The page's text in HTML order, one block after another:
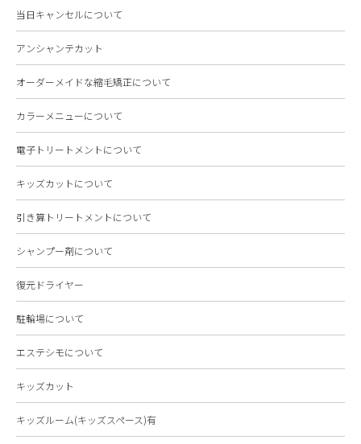
当日キャンセルについて
アンシャンテカット
オーダーメイドな縮毛矯正について
カラーメニューについて
電子トリートメントについて
キッズカットについて
引き算トリートメントについて
シャンプー剤について
復元ドライヤー
駐輪場について
エステシモについて
キッズカット
キッズルーム(キッズスペース)有